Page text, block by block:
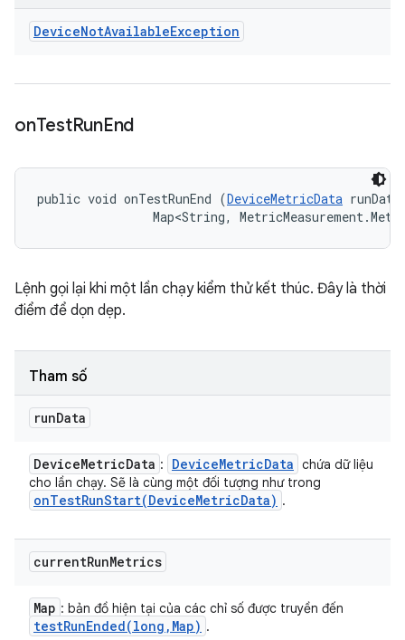
DeviceNotAvailableException
onTestRunEnd
public void onTestRunEnd (DeviceMetricData
Map<String,
Lệnh gọi lại khi một lần chạy kiểm thử kết thúc. Đây là thời
điểm để dọn dẹp.
Tham số
runData
DeviceMetricData : DeviceMetricData chứa dữ liệu
cho lần chạy. Sẽ là cùng một đối tượng như trong
onTestRunStart(DeviceMetricData) .
currentRunMetrics
Map : bản đồ hiện tại của các chỉ số được truyền đến
testRunEnded(long , Map) .